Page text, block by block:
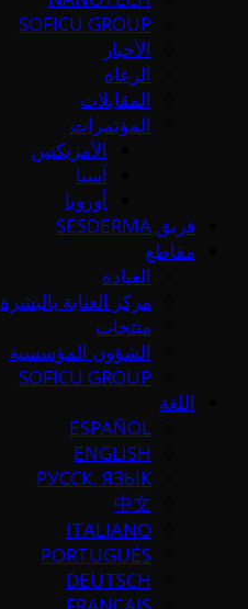
SOFICU GROUP
الأخبار
الرعاة
المقابلات
المؤتمرات
الأمريكتين
آسيا
أوروبا
فريق SESDERMA
مقاطع
العيادة
مركز العناية بالبشرة
منتجات
الشؤون المؤسسية
SOFICU GROUP
اللغة
ESPAÑOL
ENGLISH
РУССК. ЯЗЫК
中文
ITALIANO
PORTUGUÉS
DEUTSCH